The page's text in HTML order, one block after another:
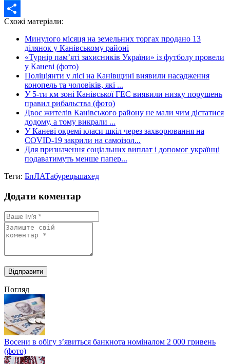
Twitter
Share
Схожі матеріали:
Минулого місяця на земельних торгах продано 13
ділянок у Канівському районі
«Турнір пам’яті захисників України» із футболу провели
у Каневі (фото)
Поліціянти у лісі на Канівщині виявили насадження
конопель та чоловіків, які ...
У 5-ти км зоні Канівської ГЕС виявили низку порушень
правил рибальства (фото)
Двоє жителів Канівського району не мали чим дістатися
додому, а тому викрали ...
У Каневі окремі класи шкіл через захворювання на
COVID-19 закрили на самоізол...
Для призначення соціальних виплат і допомог українці
подаватимуть менше папер...
Теги: БпЛАТабурецьшахед
Додати коментар
Погляд
Восени в обігу з’явиться банкнота номіналом 2 000 гривень
(фото)